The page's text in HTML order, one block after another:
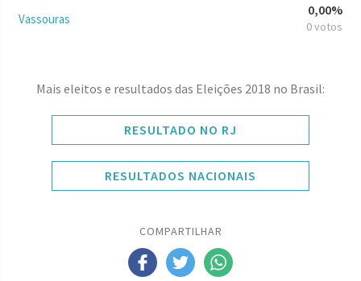
Vassouras
0,00%
0 votos
Mais eleitos e resultados das Eleições 2018 no Brasil:
RESULTADO NO RJ
RESULTADOS NACIONAIS
COMPARTILHAR